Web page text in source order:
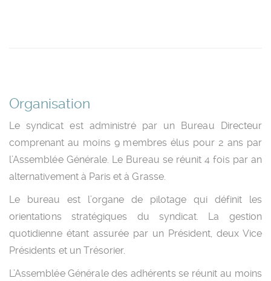
Organisation
Le syndicat est administré par un Bureau Directeur
comprenant au moins 9 membres élus pour 2 ans par
l’Assemblée Générale. Le Bureau se réunit 4 fois par an
alternativement à Paris et à Grasse.
Le bureau est l’organe de pilotage qui définit les
orientations stratégiques du syndicat. La gestion
quotidienne étant assurée par un Président, deux Vice
Présidents et un Trésorier.
L’Assemblée Générale des adhérents se réunit au moins